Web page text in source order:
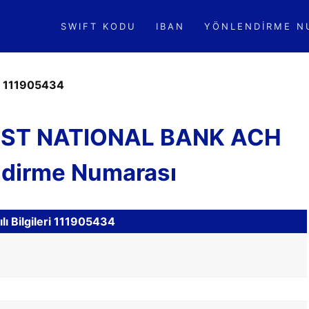
SWIFT KODU IBAN YÖNLENDIRME
111905434
NATIONAL BANK ACH
Numarası
Bilgileri 111905434